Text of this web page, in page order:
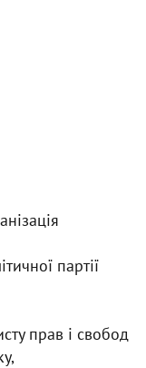
партії
прав і свобод